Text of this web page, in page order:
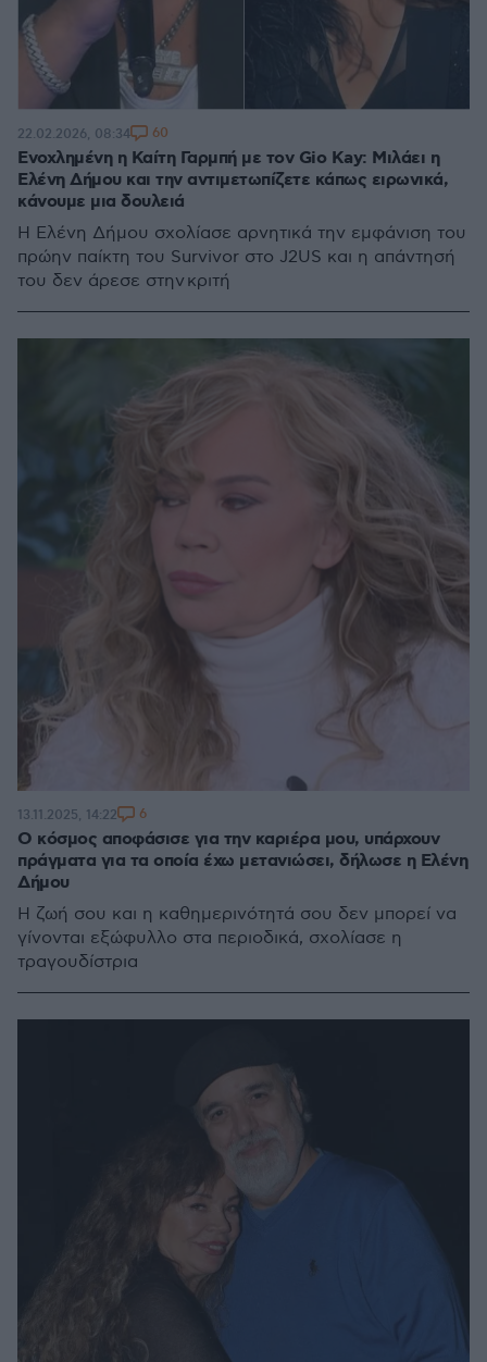
Ενοχλημένη η Καίτη Γαρμπή με τον Gio Kay: Μιλάει η
Ελένη Δήμου και την αντιμετωπίζετε κάπως ειρωνικά,
κάνουμε μια δουλειά
Η Ελένη Δήμου σχολίασε αρνητικά την εμφάνιση του
πρώην παίκτη του Survivor στο J2US και η απάντησή
του δεν άρεσε στην κριτή
22.02.2026, 08:34 60
Ο κόσμος αποφάσισε για την καριέρα μου, υπάρχουν
πράγματα για τα οποία έχω μετανιώσει, δήλωσε η Ελένη
Δήμου
Η ζωή σου και η καθημερινότητά σου δεν μπορεί να
γίνονται εξώφυλλο στα περιοδικά, σχολίασε η
τραγουδίστρια
13.11.2025, 14:22 6